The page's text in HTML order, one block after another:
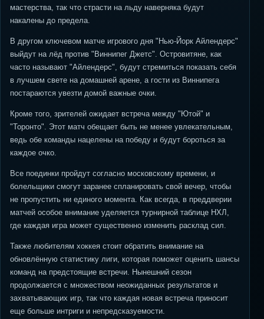
мастерства, так что страсти на льду наверняка будут
накалены до предела.
В другом ключевом матче игрового дня "Нью-Йорк Айлендерс"
выйдут на лёд против "Виннипег Джетс". Островитяне, как
часто называют "Айлендерс", будут стремиться показать себя
в лучшем свете на домашней арене, а гости из Виннипега
постараются увезти домой важные очки.
Кроме того, зрителей ожидает встреча между "Ютой" и
"Торонто". Этот матч обещает быть не менее увлекательным,
ведь обе команды нацелены на победу и будут бороться за
каждое очко.
Все поединки пройдут согласно московскому времени, и
болельщики смогут заранее спланировать свой вечер, чтобы
не пропустить ни единого момента. Как всегда, в преддверии
матчей особое внимание уделяется турнирной таблице НХЛ,
где каждая игра может существенно изменить расклад сил.
Также любителям хоккея стоит обратить внимание на
обновлённую статистику лиги, которая поможет оценить шансы
команд на предстоящие встречи. Нынешний сезон
продолжается с множеством неожиданных результатов и
захватывающих игр, так что каждая новая встреча приносит
еще больше интриги и непредсказуемости.